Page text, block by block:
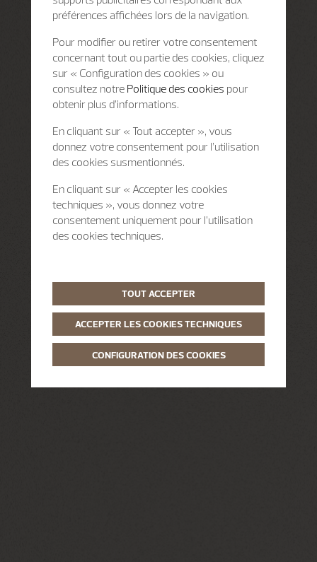
préférences affichées lors de la navigation.
Pour modifier ou retirer votre consentement
concernant tout ou partie des cookies, cliquez
sur « Configuration des cookies » ou
consultez notre Politique des cookies pour
obtenir plus d’informations.
En cliquant sur « Tout accepter », vous
donnez votre consentement pour l’utilisation
des cookies susmentionnés.
En cliquant sur « Accepter les cookies
techniques », vous donnez votre
consentement uniquement pour l’utilisation
des cookies techniques.
TOUT ACCEPTER
ACCEPTER LES COOKIES TECHNIQUES
CONFIGURATION DES COOKIES